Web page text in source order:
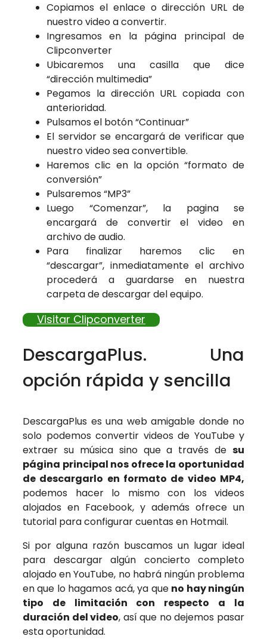
Copiamos el enlace o dirección URL de
nuestro video a convertir.
Ingresamos en la página principal de
Clipconverter
Ubicaremos una casilla que dice
“dirección multimedia”
Pegamos la dirección URL copiada con
anterioridad.
Pulsamos el botón “Continuar”
El servidor se encargará de verificar que
nuestro video sea convertible.
Haremos clic en la opción “formato de
conversión”
Pulsaremos “MP3”
Luego “Comenzar”, la pagina se
encargará de convertir el video en
archivo de audio.
Para finalizar haremos clic en
“descargar”, inmediatamente el archivo
procederá a guardarse en nuestra
carpeta de descargar del equipo.
Visitar Clipconverter
DescargaPlus. Una
opción rápida y sencilla
DescargaPlus es una web amigable donde no
solo podemos convertir videos de YouTube y
extraer su música sino que a través de su
página principal nos ofrece la oportunidad
de descargarlo en formato de video MP4,
podemos hacer lo mismo con los videos
alojados en Facebook, y además ofrece un
tutorial para configurar cuentas en Hotmail.
Si por alguna razón buscamos un lugar ideal
para descargar algún concierto completo
alojado en YouTube, no habrá ningún problema
en que lo hagamos acá, ya que no hay ningún
tipo de limitación con respecto a la
duración del video, así que no dejemos pasar
esta oportunidad.